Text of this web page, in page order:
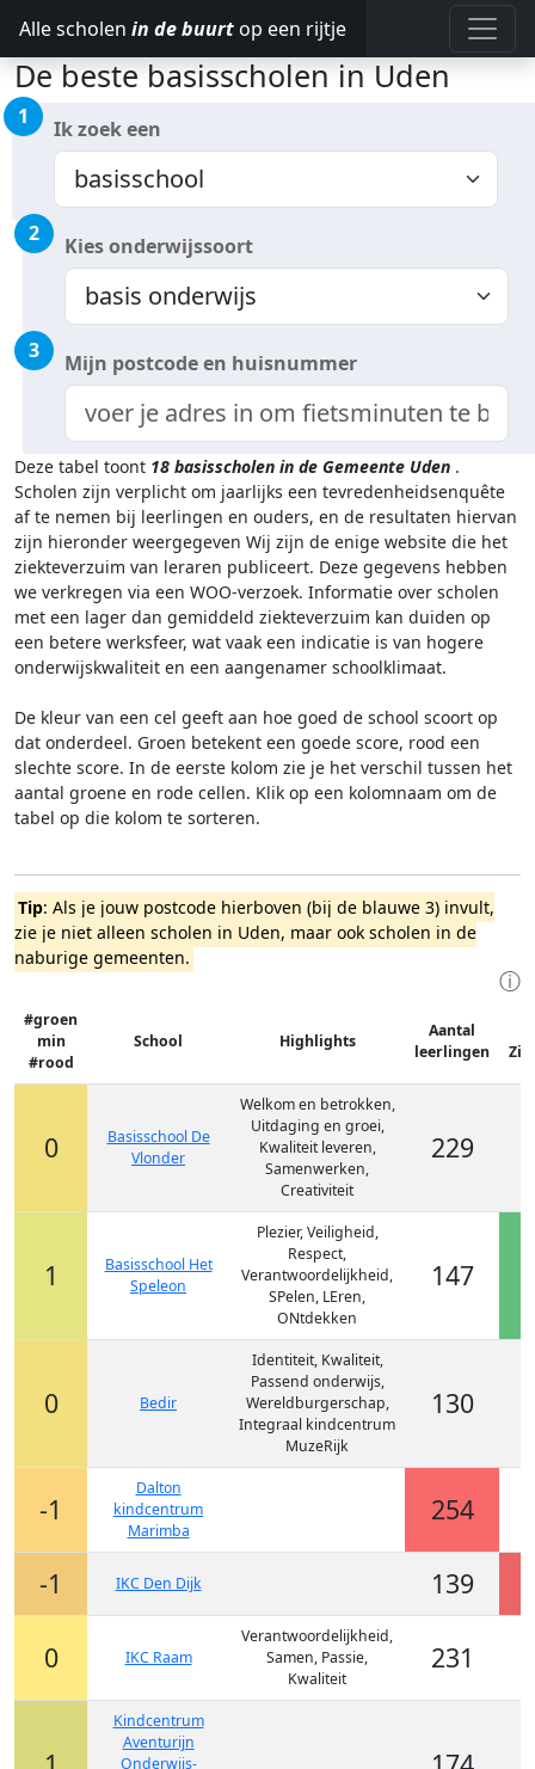
Alle scholen in de buurt op een rijtje
De beste basisscholen in Uden
1 Ik zoek een
2 Kies onderwijssoort
3 Mijn postcode en huisnummer
Deze tabel toont 18 basisscholen in de Gemeente Uden .
Scholen zijn verplicht om jaarlijks een tevredenheidsenquête
af te nemen bij leerlingen en ouders, en de resultaten hiervan
zijn hieronder weergegeven Wij zijn de enige website die het
ziekteverzuim van leraren publiceert. Deze gegevens hebben
we verkregen via een WOO-verzoek. Informatie over scholen
met een lager dan gemiddeld ziekteverzuim kan duiden op
een betere werksfeer, wat vaak een indicatie is van hogere
onderwijskwaliteit en een aangenamer schoolklimaat.
De kleur van een cel geeft aan hoe goed de school scoort op
dat onderdeel. Groen betekent een goede score, rood een
slechte score. In de eerste kolom zie je het verschil tussen het
aantal groene en rode cellen. Klik op een kolomnaam om de
tabel op die kolom te sorteren.
Tip: Als je jouw postcode hierboven (bij de blauwe 3) invult,
zie je niet alleen scholen in Uden, maar ook scholen in de
naburige gemeenten.
ⓘ
#groen
min
#rood
School Highlights
Aantal
leerlingen
0
Basisschool De
Vlonder
Welkom en betrokken,
Uitdaging en groei,
Kwaliteit leveren,
Samenwerken,
Creativiteit
229
1
Basisschool Het
Speleon
Plezier, Veiligheid,
Respect,
Verantwoordelijkheid,
SPelen, LEren,
ONtdekken
147
0 Bedir
Identiteit, Kwaliteit,
Passend onderwijs,
Wereldburgerschap,
Integraal kindcentrum
MuzeRijk
130
-1
Dalton
kindcentrum
Marimba
254
-1 IKC Den Dijk 139
0 IKC Raam
Verantwoordelijkheid,
Samen, Passie,
Kwaliteit
231
Kindcentrum
Aventurijn
Onderwijs-